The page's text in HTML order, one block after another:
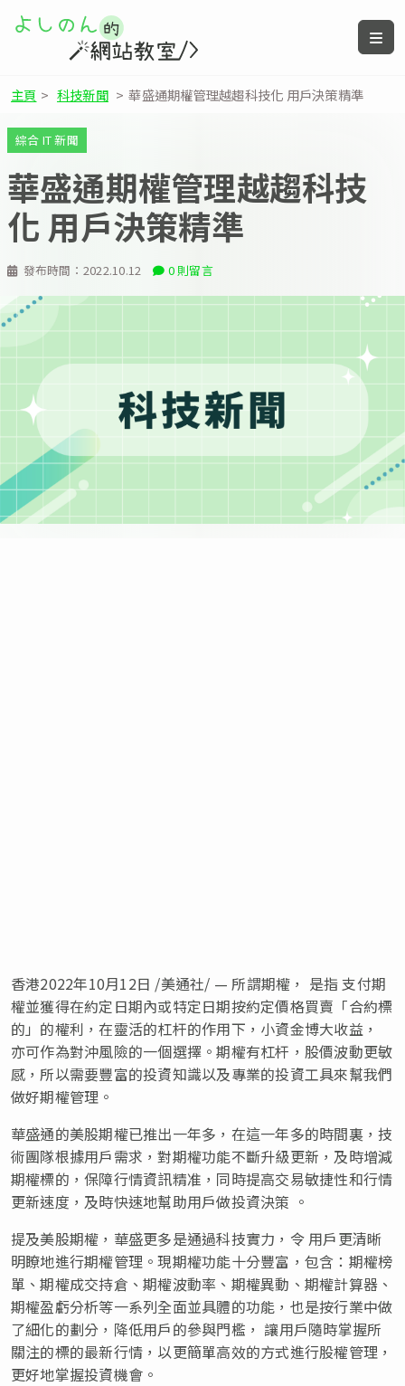
主頁 > 科技新聞 > 華盛通期權管理越趨科技化 用戶決策精準
發布時間： 2022.10.12 0 則留言
綜合 IT 新聞
華盛通期權管理越趨科技
化 用戶決策精準
香港2022年10月12日 /美通社/ — 所謂期權， 是指 支付期
權並獲得在約定日期內或特定日期按約定價格買賣「合約標
的」的權利，在靈活的杠杆的作用下，小資金博大收益，
亦可作為對沖風險的一個選擇。期權有杠杆，股價波動更敏
感，所以需要豐富的投資知識以及專業的投資工具來幫我們
做好期權管理。
華盛通的美股期權已推出一年多，在這一年多的時間裏，技
術團隊根據用戶需求，對期權功能不斷升級更新，及時增減
期權標的，保障行情資訊精准，同時提高交易敏捷性和行情
更新速度，及時快速地幫助用戶做投資決策 。
提及美股期權，華盛更多是通過科技實力，令 用戶更清晰
明瞭地進行期權管理。現期權功能十分豐富，包含：期權榜
單、期權成交持倉、期權波動率、期權異動、期權計算器、
期權盈虧分析等一系列全面並具體的功能，也是按行業中做
了細化的劃分，降低用戶的參與門檻， 讓用戶隨時掌握所
關注的標的最新行情，以更簡單高效的方式進行股權管理，
更好地掌握投資機會。